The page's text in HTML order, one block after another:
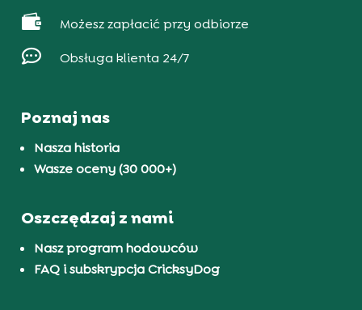
 Możesz zapłacić przy odbiorze
 Obsługa klienta 24/7
Poznaj nas
Nasza historia
Wasze oceny (30 000+)
Oszczędzaj z nami
Nasz program hodowców
FAQ i subskrypcja CricksyDog